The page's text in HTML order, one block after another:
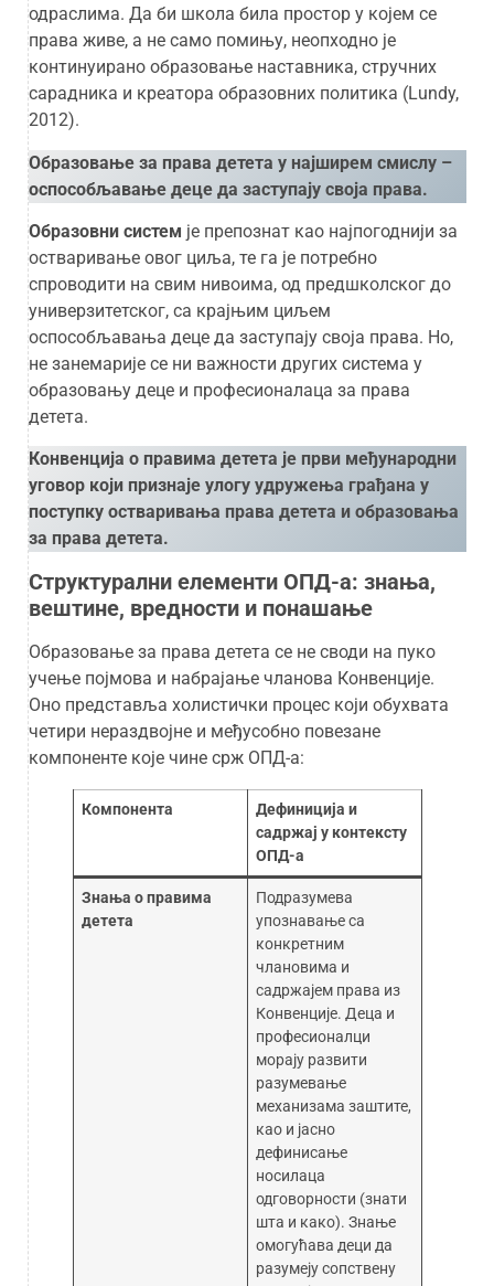
одраслима. Да би школа била простор у којем се
права живе, а не само помињу, неопходно је
континуирано образовање наставника, стручних
сарадника и креатора образовних политика (Lundy,
2012).
Образовање за права детета у најширем смислу –
оспособљавање деце да заступају своја права.
Образовни систем је препознат као најпогоднији за
остваривање овог циља, те га је потребно
спроводити на свим нивоима, од предшколског до
универзитетског, са крајњим циљем
оспособљавања деце да заступају своја права. Но,
не занемарије се ни важности других система у
образовању деце и професионалаца за права
детета.
Конвенција о правима детета је први међународни
уговор који признаје улогу удружења грађана у
поступку остваривања права детета и образовања
за права детета.
Структурални елементи ОПД-а: знања,
вештине, вредности и понашање
Образовање за права детета се не своди на пуко
учење појмова и набрајање чланова Конвенције.
Оно представља холистички процес који обухвата
четири нераздвојне и међусобно повезане
компоненте које чине срж ОПД-а:
Компонента
Дефиниција и
садржај у контексту
ОПД-а
Знања о правима
детета
Подразумева
упознавање са
конкретним
члановима и
садржајем права из
Конвенције. Деца и
професионалци
морају развити
разумевање
механизама заштите,
као и јасно
дефинисање
носилаца
одговорности (знати
шта и како). Знање
омогућава деци да
разумеју сопствену